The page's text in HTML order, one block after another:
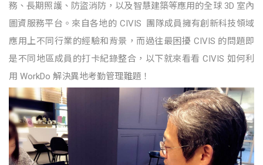
務、長期照護、防盜消防，以及智慧建築等應用的全球 3D 室內
圖資服務平台。來自各地的 CIVIS 團隊成員擁有創新科技領域
應用上不同行業的經驗和背景，而過往最困擾 CIVIS 的問題即
是不同地區成員的打卡紀錄整合，以下就來看看 CIVIS 如何利
用 WorkDo 解決異地考勤管理難題！